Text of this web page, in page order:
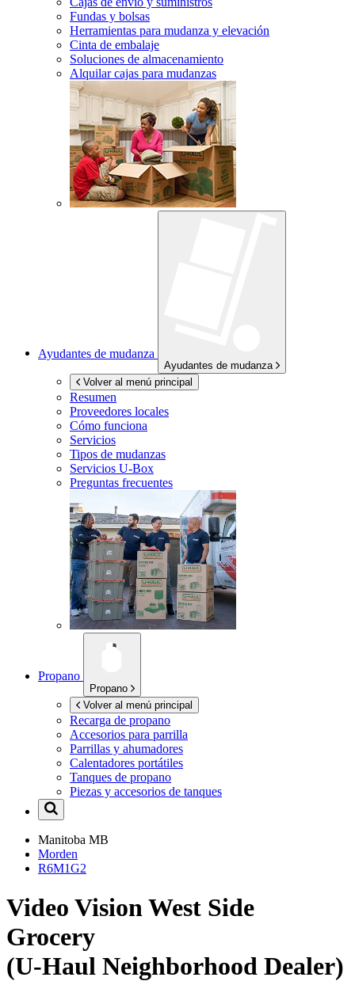
Fundas y bolsas
Herramientas para mudanza y elevación
Cinta de embalaje
Soluciones de almacenamiento
Alquilar cajas para mudanzas
Ayudantes de mudanza
Ayudantes de mudanza
Volver al menú principal
Resumen
Proveedores locales
Cómo funciona
Servicios
Tipos de mudanzas
Servicios U-Box
Preguntas frecuentes
Propano
Propano
Volver al menú principal
Recarga de propano
Accesorios para parrilla
Parrillas y ahumadores
Calentadores portátiles
Tanques de propano
Piezas y accesorios de tanques
Manitoba MB
Morden
R6M1G2
Video Vision West Side
Grocery
(U-Haul Neighborhood Dealer)